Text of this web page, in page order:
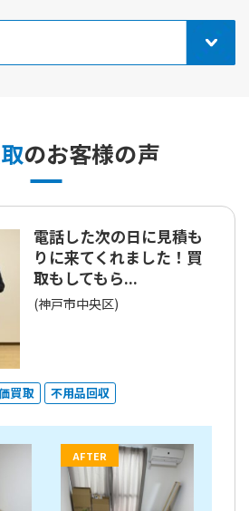
のお客様の声
電話した次の日に見積も
りに来てくれました！買
取もしてもら...
(神戸市中央区)
買取 不用品回収
AFTER